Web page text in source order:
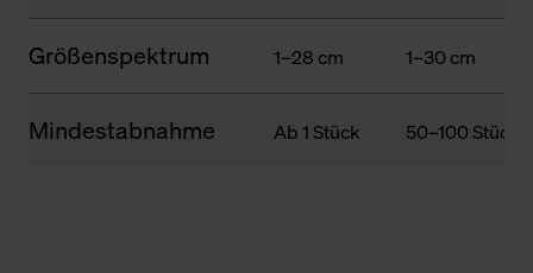
Größenspektrum 1–28 cm 1–30 cm
Mindestabnahme Ab 1 Stück 50–100 Stück